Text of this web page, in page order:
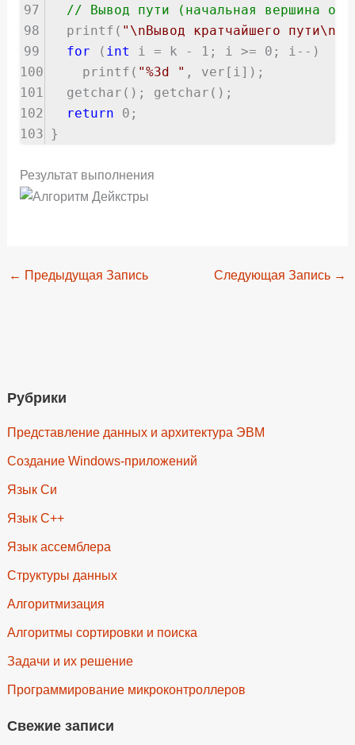
Рубрики
Представление данных и архитектура ЭВМ
Создание Windows-приложений
Язык Си
Язык C++
Язык ассемблера
Структуры данных
Алгоритмизация
Алгоритмы сортировки и поиска
Задачи и их решение
Программирование микроконтроллеров
Свежие записи
97
98
99
100
101
102
103
// Вывод пути (начальная вершина
printf( "\nВывод кратчайшего пути\n"
for ( int
i = k - 1; i >= 0; i--)
printf( "%3d " , ver[i]);
getchar(); getchar();
return 0;
}
Результат выполнения
← Предыдущая Запись Следующая Запись →